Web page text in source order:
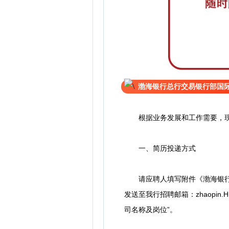
渤海银行总行交易银行部国
根据业务发展和工作需要，现
一、简历投递方式
请应聘人填写附件《渤海银行
发送至我行招聘邮箱：
司名称及岗位”。